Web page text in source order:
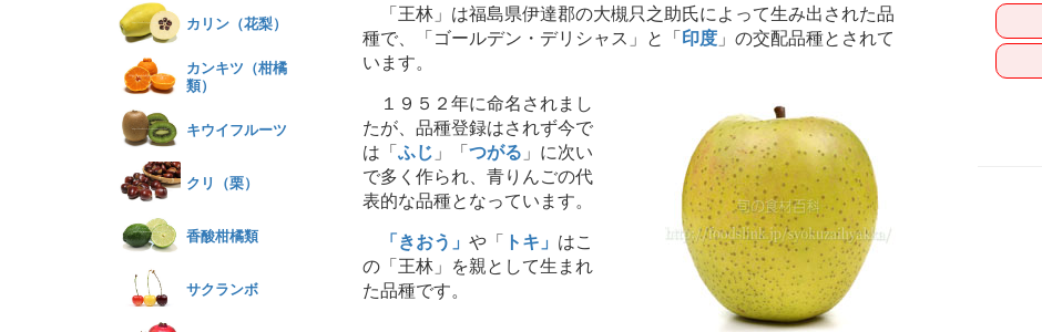
「王林」は福島県伊達郡の大槻只之助氏によって生み出された品
種で、「ゴールデン・デリシャス」と「 印度 」の交配品種とされて
います。
１９５２年に命名されまし
たが、品種登録はされず今で
は「 ふじ 」「 つがる 」に次い
で多く作られ、青りんごの代
表的な品種となっています。
「きおう」 や「 トキ」 はこ
の「王林」を親として生まれ
た品種です。
カリン（花梨）
カンキツ（柑橘
類）
キウイフルーツ
クリ（栗）
香酸柑橘類
サクランボ